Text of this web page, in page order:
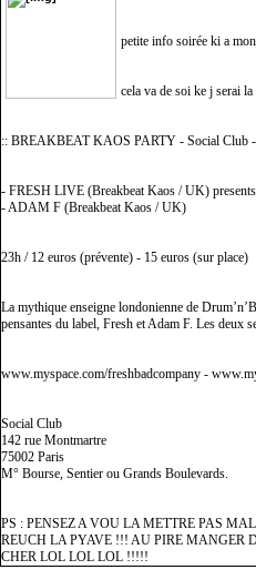
petite info soirée ki a
cela va de soi ke j serai
:: BREAKBEAT KAOS PARTY - Social Club
- FRESH LIVE (Breakbeat Kaos / UK)
- ADAM F (Breakbeat Kaos / UK)
23h / 12 euros (prévente) - 15 euros (sur place)
La mythique enseigne londonienne de
pensantes du label, Fresh et Adam F. Les deux
www.myspace.com/freshbadcompany -
Social Club
142 rue Montmartre
75002 Paris
M° Bourse, Sentier ou Grands Boulevards.
PS : PENSEZ A VOU LA METTRE PAS
REUCH LA PYAVE !!! AU PIRE MANGER
CHER LOL LOL LOL !!!!!